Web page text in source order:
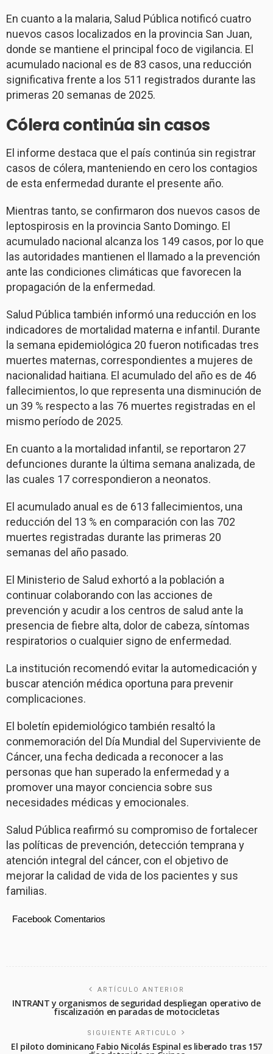
En cuanto a la malaria, Salud Pública notificó cuatro
nuevos casos localizados en la provincia San Juan,
donde se mantiene el principal foco de vigilancia. El
acumulado nacional es de 83 casos, una reducción
significativa frente a los 511 registrados durante las
primeras 20 semanas de 2025.
Cólera continúa sin casos
El informe destaca que el país continúa sin registrar
casos de cólera, manteniendo en cero los contagios
de esta enfermedad durante el presente año.
Mientras tanto, se confirmaron dos nuevos casos de
leptospirosis en la provincia Santo Domingo. El
acumulado nacional alcanza los 149 casos, por lo que
las autoridades mantienen el llamado a la prevención
ante las condiciones climáticas que favorecen la
propagación de la enfermedad.
Salud Pública también informó una reducción en los
indicadores de mortalidad materna e infantil. Durante
la semana epidemiológica 20 fueron notificadas tres
muertes maternas, correspondientes a mujeres de
nacionalidad haitiana. El acumulado del año es de 46
fallecimientos, lo que representa una disminución de
un 39 % respecto a las 76 muertes registradas en el
mismo período de 2025.
En cuanto a la mortalidad infantil, se reportaron 27
defunciones durante la última semana analizada, de
las cuales 17 correspondieron a neonatos.
El acumulado anual es de 613 fallecimientos, una
reducción del 13 % en comparación con las 702
muertes registradas durante las primeras 20
semanas del año pasado.
El Ministerio de Salud exhortó a la población a
continuar colaborando con las acciones de
prevención y acudir a los centros de salud ante la
presencia de fiebre alta, dolor de cabeza, síntomas
respiratorios o cualquier signo de enfermedad.
La institución recomendó evitar la automedicación y
buscar atención médica oportuna para prevenir
complicaciones.
El boletín epidemiológico también resaltó la
conmemoración del Día Mundial del Superviviente de
Cáncer, una fecha dedicada a reconocer a las
personas que han superado la enfermedad y a
promover una mayor conciencia sobre sus
necesidades médicas y emocionales.
Salud Pública reafirmó su compromiso de fortalecer
las políticas de prevención, detección temprana y
atención integral del cáncer, con el objetivo de
mejorar la calidad de vida de los pacientes y sus
familias.
Facebook Comentarios
ARTÍCULO ANTERIOR
INTRANT y organismos de seguridad despliegan operativo de
fiscalización en paradas de motocicletas
SIGUIENTE ARTICULO
El piloto dominicano Fabio Nicolás Espinal es liberado tras 157